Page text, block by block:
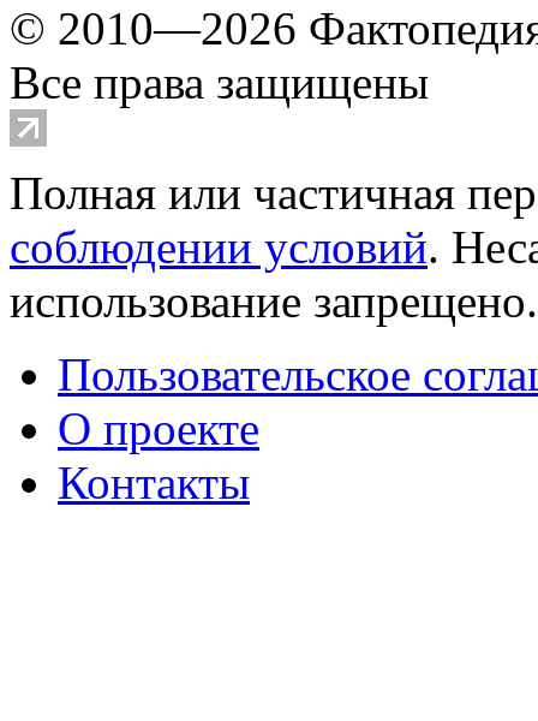
© 2010—2026
Все права защищены
Полная или частичная
соблюдении условий.
использование
Пользовательское
О проекте
Контакты